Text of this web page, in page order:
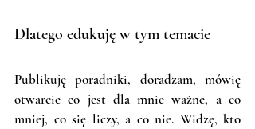
Dlatego edukuję w tym temacie
Publikuję poradniki, doradzam, mówię
otwarcie co jest dla mnie ważne, a co
mniej, co się liczy, a co nie. Widzę, kto